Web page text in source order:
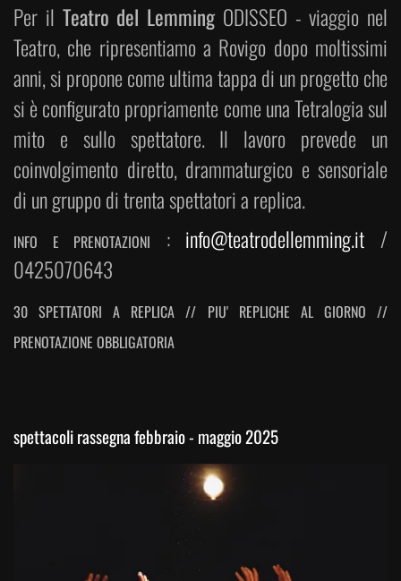
Per il Teatro del LemmingODISSEO - viaggio nel
Teatro, che ripresentiamo a Rovigo dopo moltissimi
anni, si propone come ultima tappa di un progetto che
si è configurato propriamente come una Tetralogia sul
mito e sullo spettatore. Il lavoro prevede un
coinvolgimento diretto, drammaturgico e sensoriale
di un gruppo di trenta spettatori a replica.
INFO E PRENOTAZIONI : info@teatrodellemming.it /
0425070643
30 SPETTATORI A REPLICA // PIU' REPLICHE AL GIORNO //
PRENOTAZIONE OBBLIGATORIA
spettacoli rassegna febbraio - maggio 2025